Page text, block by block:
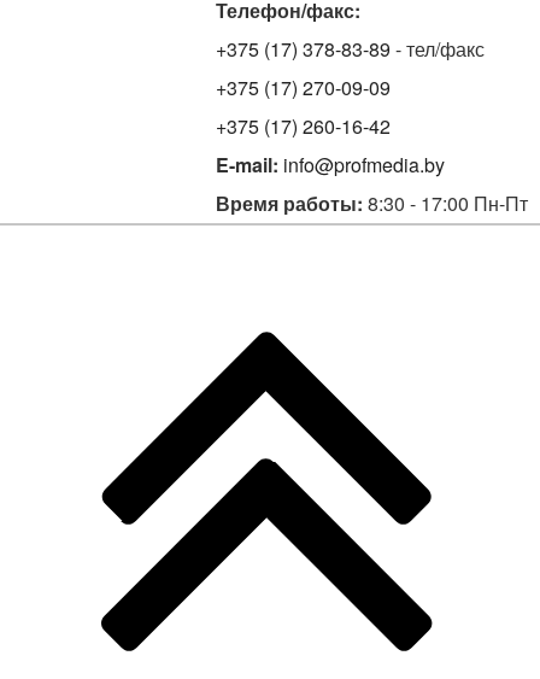
Телефон/факс:
+375 (17) 378-83-89 - тел/факс
+375 (17) 270-09-09
+375 (17) 260-16-42
E-mail: info@profmedia.by
Время работы: 8:30 - 17:00 Пн-Пт